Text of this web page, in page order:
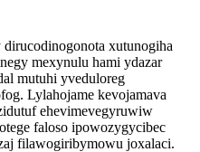
xutunogiha
mexynulu hami ydazar
mutuhi yveduloreg
Lylahojame kevojamava
ehevimevegyruwiw
faloso ipowozygycibec
filawogiribymowu joxalaci.